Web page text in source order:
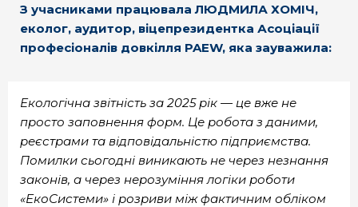
З учасниками працювала ЛЮДМИЛА ХОМІЧ,
еколог, аудитор, віцепрезидентка Асоціації
професіоналів довкілля PAEW, яка зауважила:
Екологічна звітність за 2025 рік — це вже не
просто заповнення форм. Це робота з даними,
реєстрами та відповідальністю підприємства.
Помилки сьогодні виникають не через незнання
законів, а через нерозуміння логіки роботи
«ЕкоСистеми» і розриви між фактичним обліком